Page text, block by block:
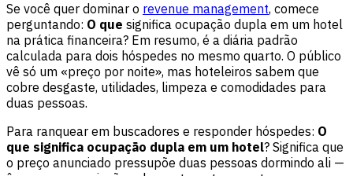
Se você quer dominar o revenue management, comece
perguntando: O que significa ocupação dupla em um hotel
na prática financeira? Em resumo, é a diária padrão
calculada para dois hóspedes no mesmo quarto. O público
vê só um «preço por noite», mas hoteleiros sabem que
cobre desgaste, utilidades, limpeza e comodidades para
duas pessoas.
Para ranquear em buscadores e responder hóspedes: O
que significa ocupação dupla em um hotel? Significa que
o preço anunciado pressupõe duas pessoas dormindo ali —